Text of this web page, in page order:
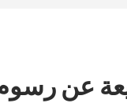
عن رسوم